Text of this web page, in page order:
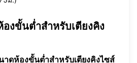
งขั้นต่ำสำหรับเตียงคิง
าดห้องขั้นต่ำสำหรับเตียงคิงไซส์